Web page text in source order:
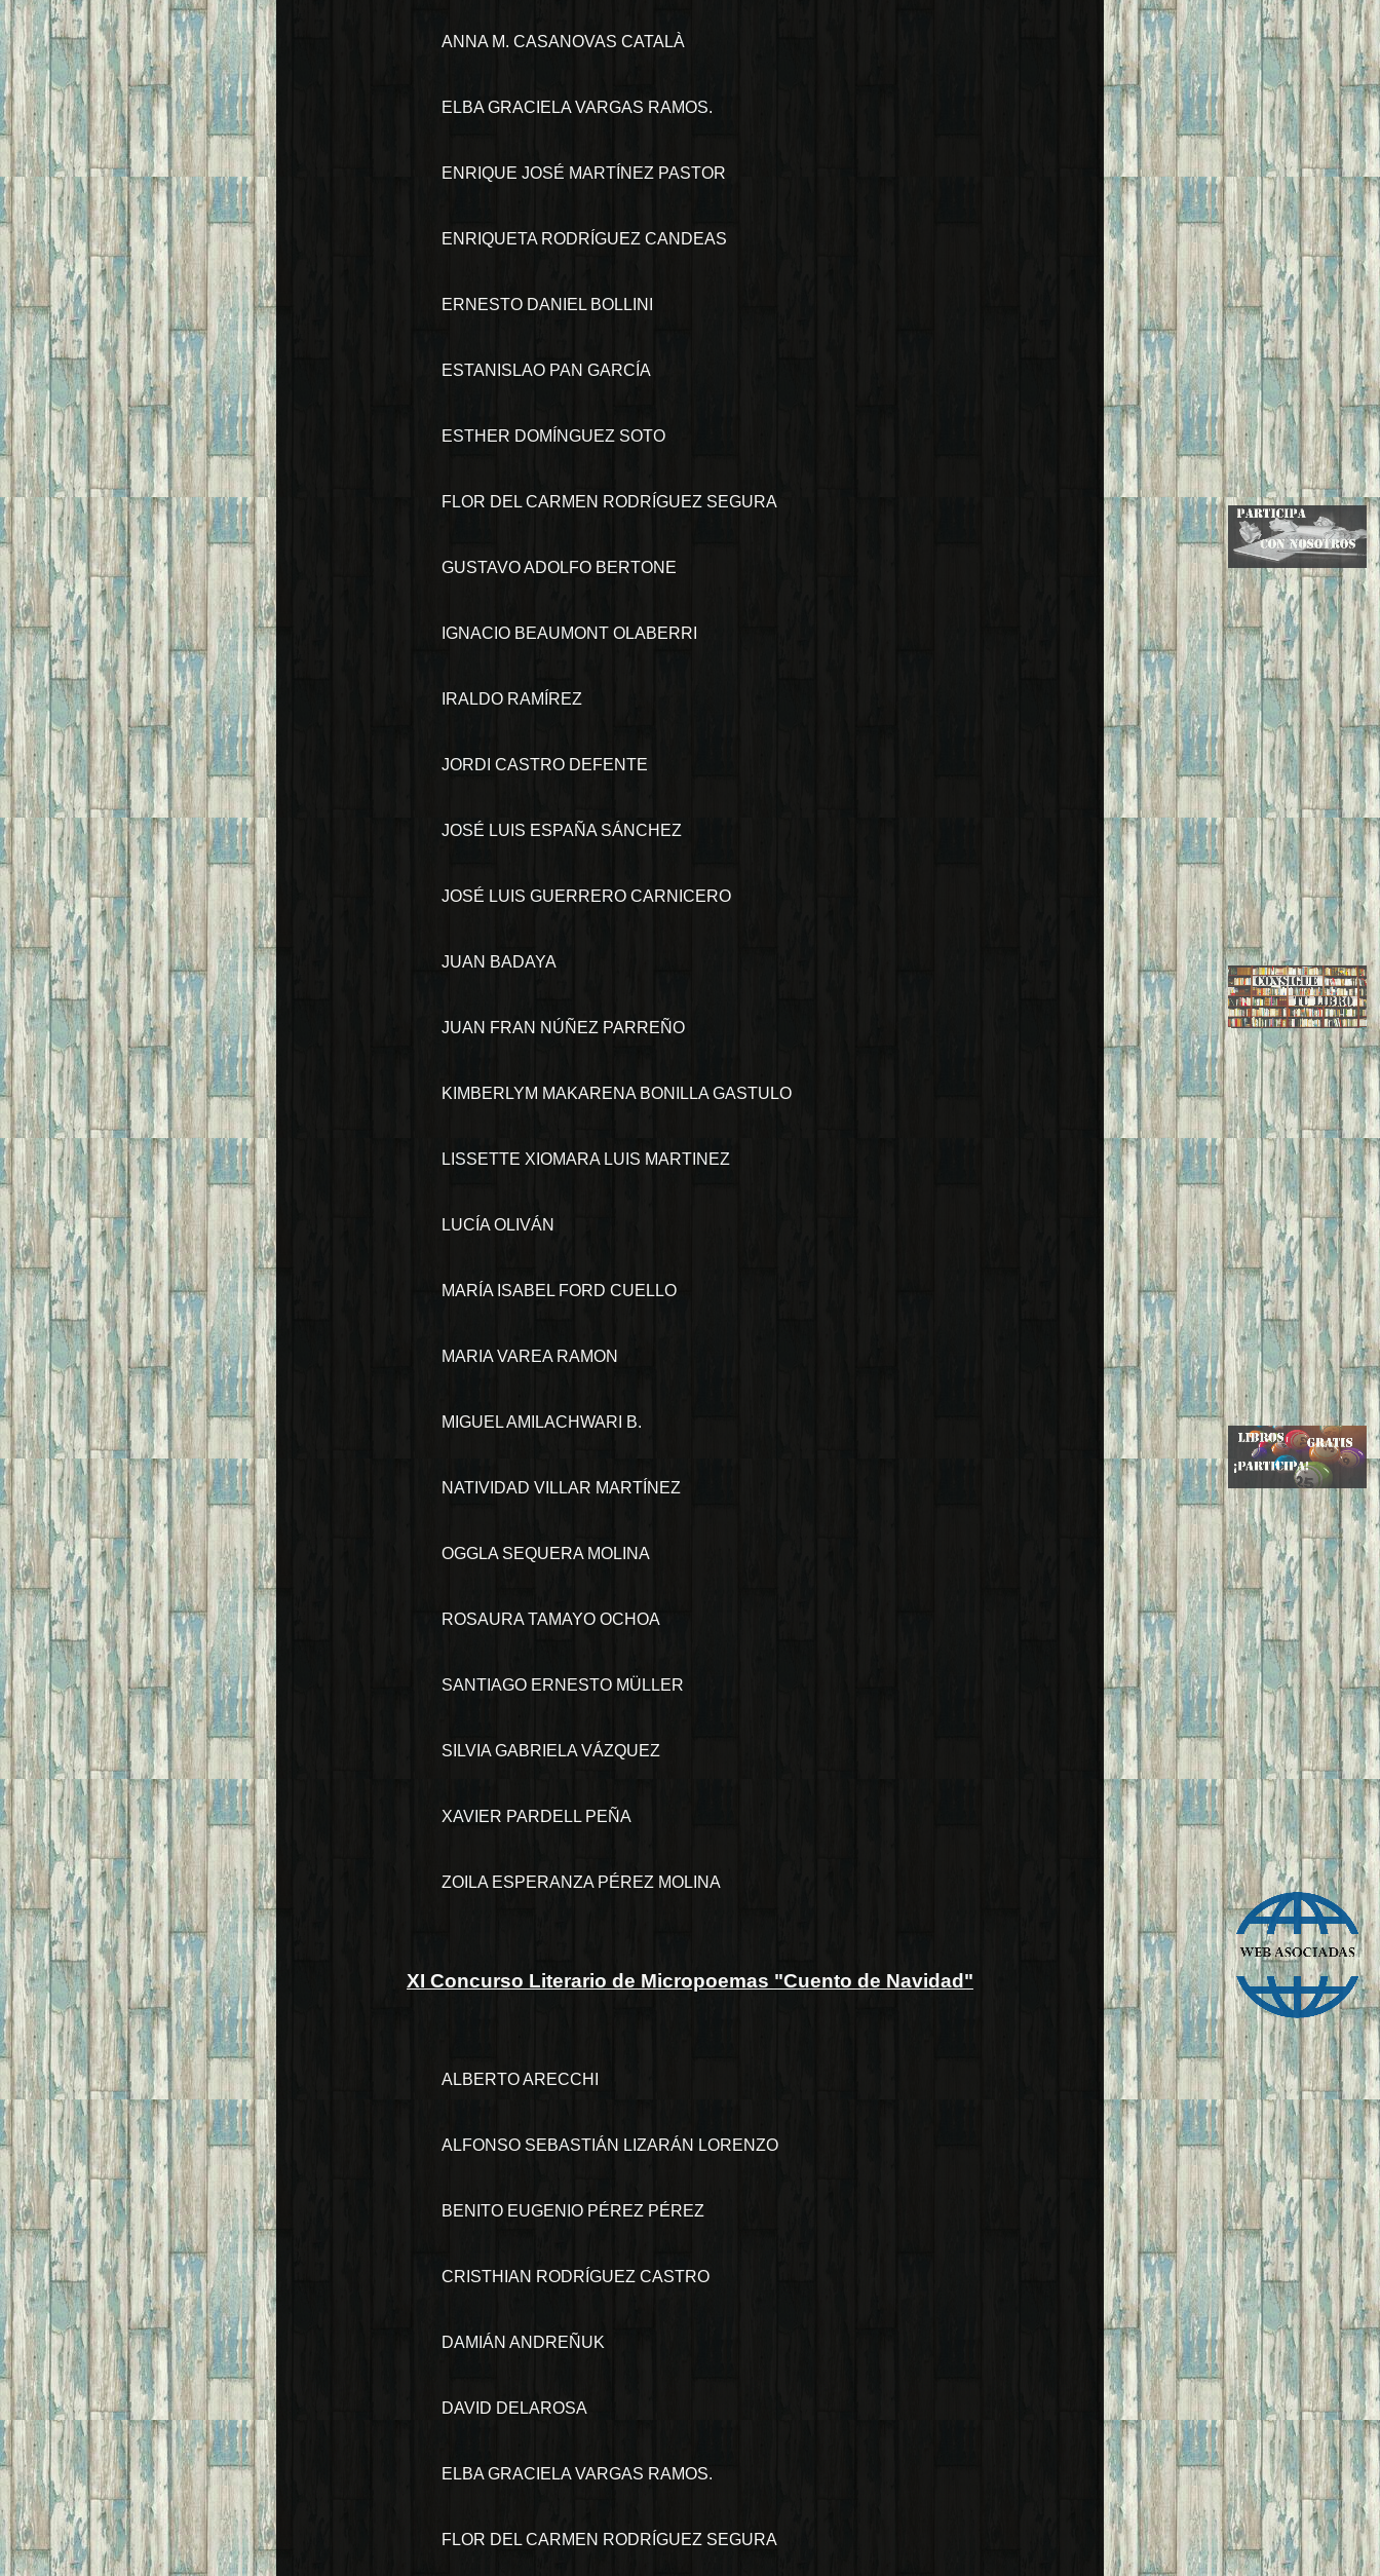
ANNA M. CASANOVAS CATALÀ
ELBA GRACIELA VARGAS RAMOS.
ENRIQUE JOSÉ MARTÍNEZ PASTOR
ENRIQUETA RODRÍGUEZ CANDEAS
ERNESTO DANIEL BOLLINI
ESTANISLAO PAN GARCÍA
ESTHER DOMÍNGUEZ SOTO
FLOR DEL CARMEN RODRÍGUEZ SEGURA
GUSTAVO ADOLFO BERTONE
IGNACIO BEAUMONT OLABERRI
IRALDO RAMÍREZ
JORDI CASTRO DEFENTE
JOSÉ LUIS ESPAÑA SÁNCHEZ
JOSÉ LUIS GUERRERO CARNICERO
JUAN BADAYA
JUAN FRAN NÚÑEZ PARREÑO
KIMBERLYM MAKARENA BONILLA GASTULO
LISSETTE XIOMARA LUIS MARTINEZ
LUCÍA OLIVÁN
MARÍA ISABEL FORD CUELLO
MARIA VAREA RAMON
MIGUEL AMILACHWARI B.
NATIVIDAD VILLAR MARTÍNEZ
OGGLA SEQUERA MOLINA
ROSAURA TAMAYO OCHOA
SANTIAGO ERNESTO MÜLLER
SILVIA GABRIELA VÁZQUEZ
XAVIER PARDELL PEÑA
ZOILA ESPERANZA PÉREZ MOLINA
XI Concurso Literario de Micropoemas "Cuento de Navidad"
ALBERTO ARECCHI
ALFONSO SEBASTIÁN LIZARÁN LORENZO
BENITO EUGENIO PÉREZ PÉREZ
CRISTHIAN RODRÍGUEZ CASTRO
DAMIÁN ANDREÑUK
DAVID DELAROSA
ELBA GRACIELA VARGAS RAMOS.
FLOR DEL CARMEN RODRÍGUEZ SEGURA